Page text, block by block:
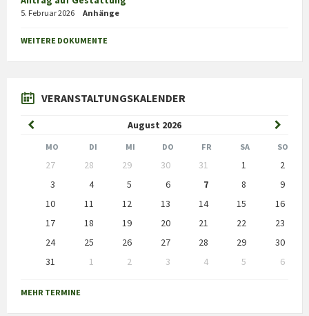
5. Februar 2026 Anhänge
WEITERE DOKUMENTE
VERANSTALTUNGSKALENDER
August 2026
Previous
Month
Month
MO DI MI DO FR SA SO
calendar
27 28 29 30 31 1
2
3
4 5 6 7 8
9
10
11 12 13 14 15
16
17
18 19 20 21 22
23
24
25 26 27 28 29
30
31
1 2 3 4 5
6
calendar
MEHR TERMINE